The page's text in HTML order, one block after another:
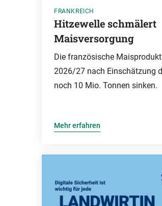
FRANKREICH
Hitzewelle schmälert
Maisversorgung
Die französische
2026/27 nach Einschätzung
noch 10 Mio. Tonnen sinken.
Mehr erfahren